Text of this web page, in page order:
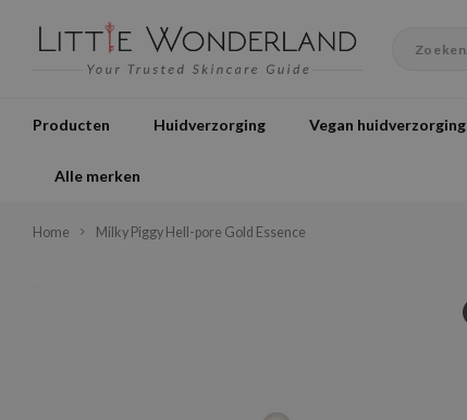
Producten Huidverzorging Vegan huidverzorging
Alle merken
Home Milky Piggy Hell-pore Gold Essence